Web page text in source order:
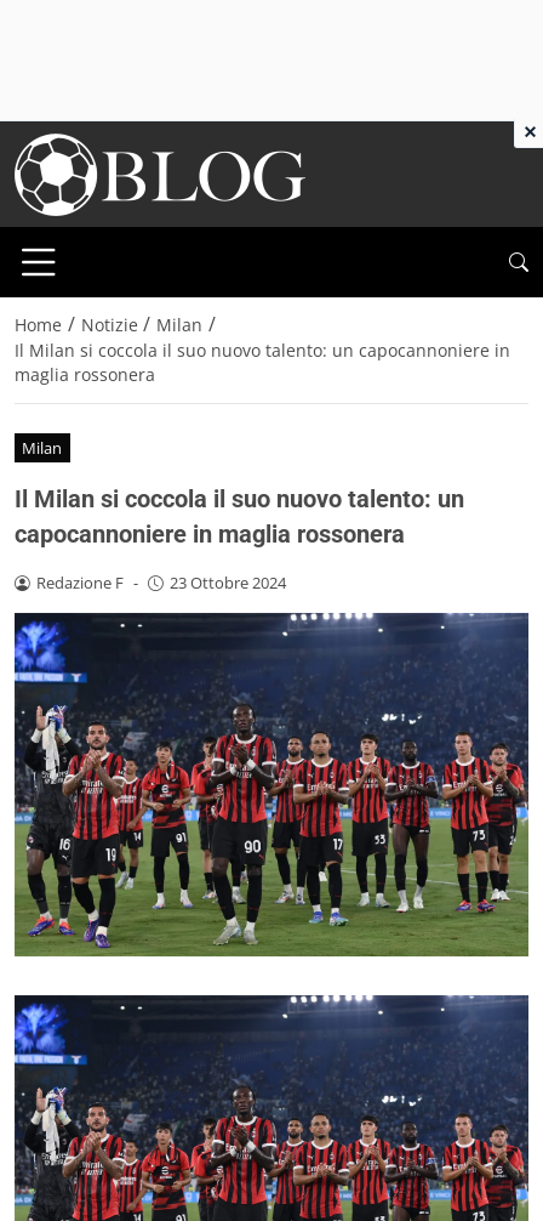
Home / Notizie / Milan /
Il Milan si coccola il suo nuovo talento: un capocannoniere in
maglia rossonera
Milan
Il Milan si coccola il suo nuovo talento: un
capocannoniere in maglia rossonera
Redazione F - 23 Ottobre 2024
×